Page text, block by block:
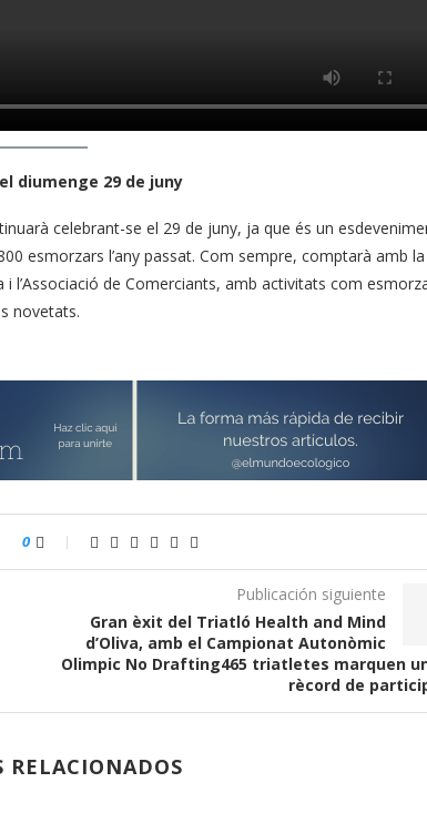
diumenge 29 de juny
celebrant-se el 29 de juny, ja que és un
esmorzars l’any passat. Com sempre, comptarà amb la
i l’Associació de Comerciants, amb activitats com
novetats.
0
Publicación siguiente
Gran èxit del Triatló Health and Mind
d’Oliva, amb el Campionat Autonòmic
Olimpic No Drafting465 triatletes marquen
rècord de
RELACIONADOS